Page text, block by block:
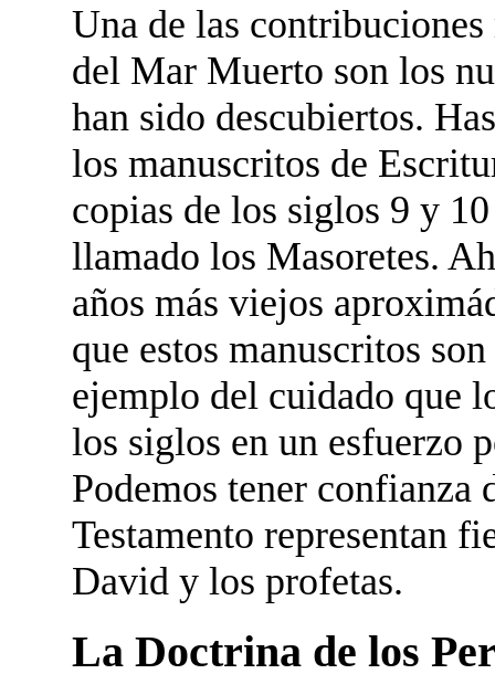
Una de las
del Mar Muerto son los
han sido descubiertos.
los manuscritos de
copias de los siglos 9 y
llamado los Masoretes.
años más viejos
que estos manuscritos
ejemplo del cuidado que
los siglos en un esfuerzo
Podemos tener confianza
Testamento representan
David y los profetas.
La Doctrina de los